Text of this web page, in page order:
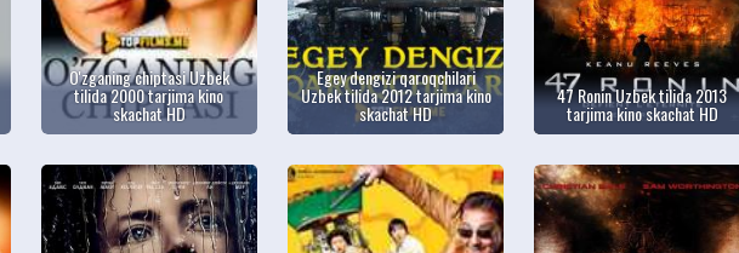
O'zganing chiptasi Uzbek
tilida 2000 tarjima kino
skachat HD
Egey dengizi qaroqchilari
Uzbek tilida 2012 tarjima kino
skachat HD
47 Ronin Uzbek tilida 2013
tarjima kino skachat HD